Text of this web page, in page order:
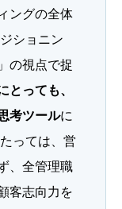
ングの全体
ショニン
の視点で捉
とっても、
考ツールに
っては、営
、全管理職
客志向力を